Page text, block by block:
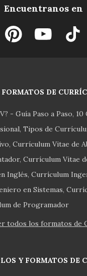
Encuentranos en
DE
- Guía Paso a Paso 10
Tipos de
Currículum Vitae de
Currículum Vitae
Inglés Currículum
en Sistemas
de Programador
todos los formatos de
Y FORMATOS DE